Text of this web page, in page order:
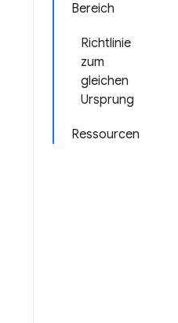
Bereich
Richtlinie
zum
gleichen
Ursprung
Ressourcen